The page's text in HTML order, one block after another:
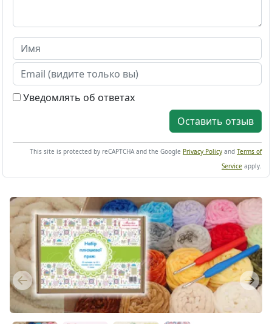
Уведомлять об ответах
Оставить отзыв
This site is protected by reCAPTCHA and the Google Privacy Policy and Terms of
Service apply.
Previous Next